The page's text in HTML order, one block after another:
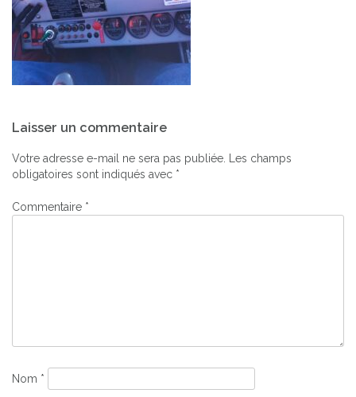
de
l’article
Laisser un commentaire
Votre adresse e-mail ne sera pas publiée. Les champs
obligatoires sont indiqués avec *
Commentaire *
Nom *